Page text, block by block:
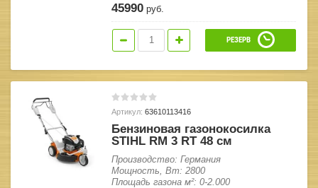
45990 руб.
РЕЗЕРВ
Артикул: 63610113416
Бензиновая газонокосилка
STIHL RM 3 RT 48 см
Производство: Германия
Мощность, Вт: 2800
Площадь газона м²: 0-2.000